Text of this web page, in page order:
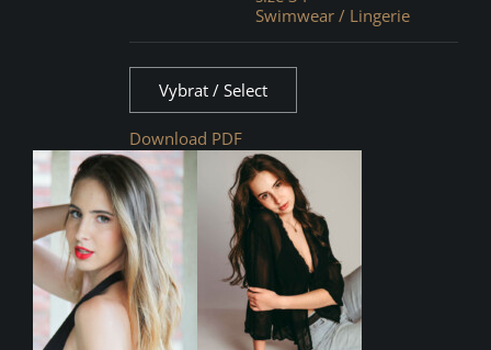
Swimwear / Lingerie
Vybrat / Select
Download PDF